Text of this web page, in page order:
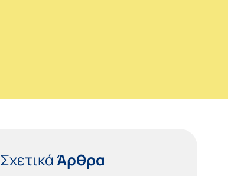
Σχετικά Άρθρα